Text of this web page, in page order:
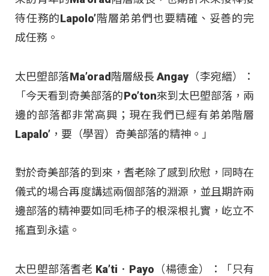
待任務的Lapolo’階層弟弟們也要精確、妥善的完
成任務。
太巴塱部落Ma’orad階層級長 Angay（李宛縉）：
「今天看到奇美部落的Po’ton來到太巴塱部落，兩
邊的部落都非常高興；現在我們已經有弟弟階層
Lapalo’，要（學習）奇美部落的精神。」
對於奇美部落的到來，耆老除了感到欣慰，同時在
儀式的場合再度講述兩個部落的淵源，並且期許兩
邊部落的精神要如同毛柿子的根深根扎實，屹立不
搖直到永遠。
太巴塱部落耆老 Ka’ti．Payo（楊德金）：「只有